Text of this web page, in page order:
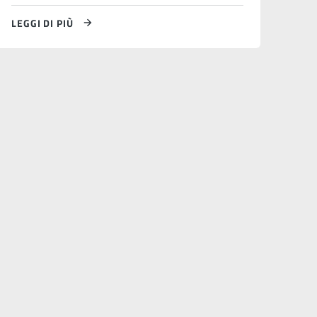
LEGGI DI PIÙ